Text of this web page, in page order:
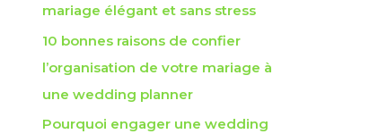
mariage élégant et sans stress
10 bonnes raisons de confier
l’organisation de votre mariage à
une wedding planner
Pourquoi engager une wedding